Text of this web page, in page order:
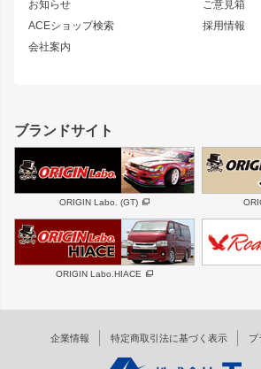
お知らせ
ACEショップ検索
会社案内
ご意見箱
採用情報
シルエイティ
キャラバン
スズキ
GS350
SC
スバル 三菱
デリカ D:5
軽自動車 汎用
ホイール
MUD-S7
MUD-SR7
まつど家 鉄
ボンネット
フェンダー
サイドパーツ
リアゲート
メンテナン
ハイエースパーツ
ホイール
DAYTONA-RS
エアロシリーズ
RUGGER MODEL
ブランドサイト
ORIGIN Labo. (GT)
ORIGIN Labo.HIACE
企業情報 特定商取引法に基づく表示 プ